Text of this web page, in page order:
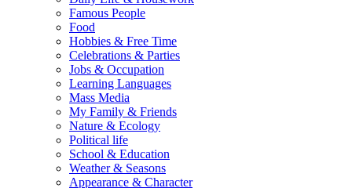
Famous People
Food
Hobbies & Free Time
Celebrations & Parties
Jobs & Occupation
Learning Languages
Mass Media
My Family & Friends
Nature & Ecology
Political life
School & Education
Weather & Seasons
Appearance & Character